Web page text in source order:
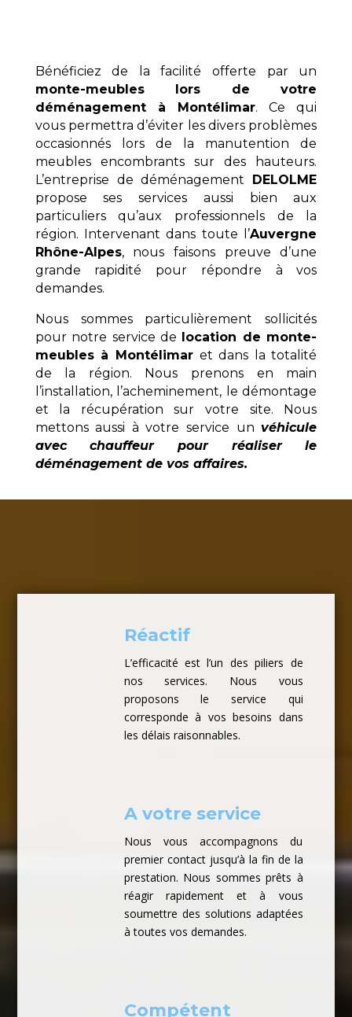
Bénéficiez de la facilité offerte par un
monte-meubles lors de votre
déménagement à Montélimar. Ce qui
vous permettra d’éviter les divers problèmes
occasionnés lors de la manutention de
meubles encombrants sur des hauteurs.
L’entreprise de déménagement
DELOLME
propose ses services aussi bien aux
particuliers qu’aux professionnels de la
région. Intervenant dans toute l’Auvergne
Rhône-Alpes, nous faisons preuve d’une
grande rapidité pour répondre à vos
demandes.
Nous sommes particulièrement sollicités
pour notre service de
location de monte-
meubles à Montélimaret dans la totalité
de la région. Nous prenons en main
l’installation, l’acheminement, le démontage
et la récupération sur votre site. Nous
mettons aussi à votre service unvéhicule
avec chauffeur pour réaliser le
déménagement de vos affaires.
Réactif
L’efficacité est l’un des piliers de
nos services. Nous vous
proposons le service qui
corresponde à vos besoins dans
les délais raisonnables.
A votre service
Nous vous accompagnons du
premier contact jusqu’à la fin de la
prestation. Nous sommes prêts à
réagir rapidement et à vous
soumettre des solutions adaptées
à toutes vos demandes.
Compétent